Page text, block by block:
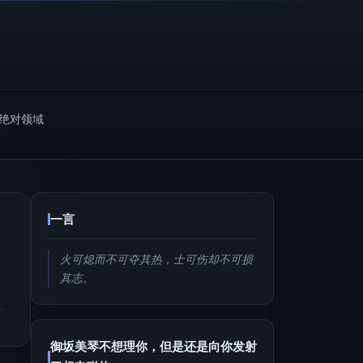
对领域
一言
火可熄而不可夺其热，士可伤却不可损
其志。
御坂美琴不想理你，但是还是向你发射